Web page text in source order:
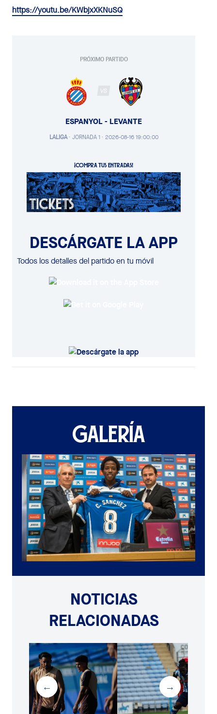
https://youtu.be/KWbjxXKNuSQ
PRÓXIMO PARTIDO
VS
ESPANYOL - LEVANTE
LALIGA· JORNADA 1 · 2026-08-16 19:00:00
¡COMPRA TUS ENTRADAS!
DESCÁRGATE LA APP
Todos los detalles del partido en tu móvil
GALERÍA
NOTICIAS
RELACIONADAS